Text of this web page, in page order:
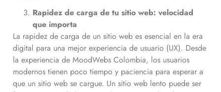
Rapidez de carga de tu sitio web: velocidad
que importa
La rapidez de carga de un sitio web es esencial en la era
digital para una mejor experiencia de usuario (UX). Desde
la experiencia de MoodWebs Colombia, los usuarios
modernos tienen poco tiempo y paciencia para esperar a
que un sitio web se cargue. Un sitio web lento puede ser